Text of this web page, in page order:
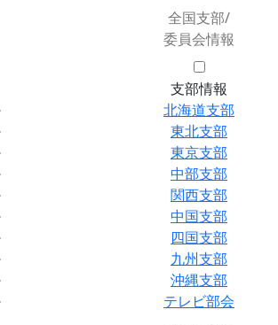
全国支部/
委員会情報
支部情報
北海道支部
東北支部
東京支部
中部支部
関西支部
中国支部
四国支部
九州支部
沖縄支部
テレビ部会